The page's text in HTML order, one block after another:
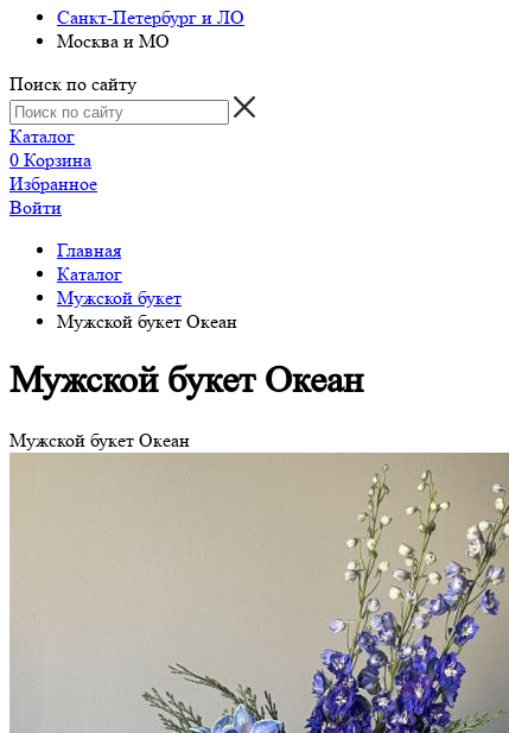
Санкт-Петербург и ЛО
Москва и МО
Поиск по сайту
Каталог
0 Корзина
Избранное
Войти
Главная
Каталог
Мужской букет
Мужской букет Океан
Мужской букет Океан
Мужской букет Океан